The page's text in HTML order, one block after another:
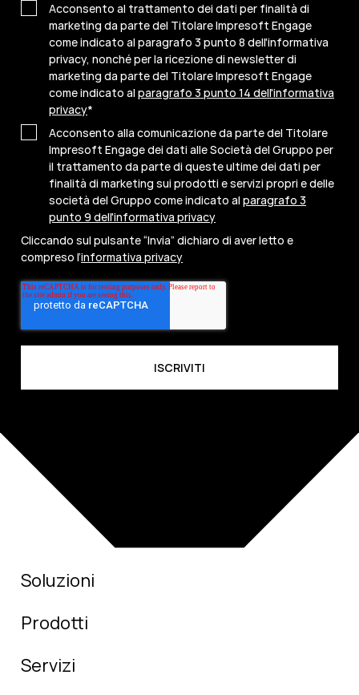
Acconsento al trattamento dei dati per finalità di
marketing da parte del Titolare Impresoft Engage
come indicato al paragrafo 3 punto 8 dell'informativa
privacy, nonché per la ricezione di newsletter di
marketing da parte del Titolare Impresoft Engage
come indicato al paragrafo 3 punto 14 dell'informativa
privacy*
Acconsento alla comunicazione da parte del Titolare
Impresoft Engage dei dati alle Società del Gruppo per
il trattamento da parte di queste ultime dei dati per
finalità di marketing sui prodotti e servizi propri e delle
società del Gruppo come indicato al paragrafo 3
punto 9 dell'informativa privacy
Cliccando sul pulsante “Invia” dichiaro di aver letto e
compreso l’informativa privacy
Soluzioni
Prodotti
Servizi